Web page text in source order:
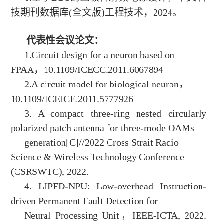
技期刊数据库(全文版)工程技术，2024。
代表性会议论文：
1.Circuit design for a neuron based on
FPAA，10.1109/ICECC.2011.6067894
2.A circuit model for biological neuron，
10.1109/ICEICE.2011.5777926
3. A compact three-ring nested circularly
polarized patch antenna for three-mode OAMs
generation[C]//2022 Cross Strait Radio
Science & Wireless Technology Conference
(CSRSWTC), 2022.
4. LIPFD-NPU: Low-overhead Instruction-
driven Permanent Fault Detection for
Neural Processing Unit，IEEE-ICTA, 2022.